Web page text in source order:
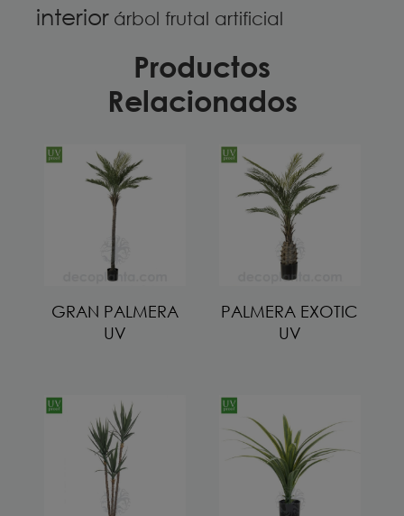
interior árbol frutal artificial
Productos
Relacionados
GRAN PALMERA
UV
PALMERA EXOTIC
UV